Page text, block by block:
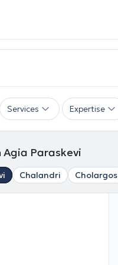
Services Expertise
Agia Paraskevi
Chalandri Cholargos